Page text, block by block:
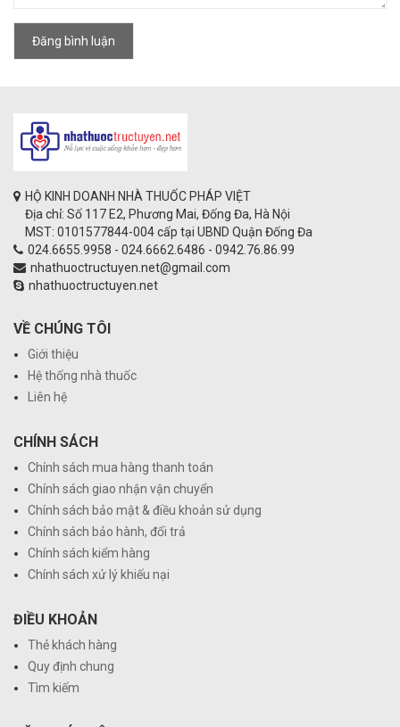
Đăng bình luận
HỘ KINH DOANH NHÀ THUỐC PHÁP VIỆT
Địa chỉ: Số 117 E2, Phương Mai, Đống Đa, Hà Nội
MST: 0101577844-004 cấp tại UBND Quận Đống Đa
024.6655.9958 - 024.6662.6486 - 0942.76.86.99
nhathuoctructuyen.net@gmail.com
nhathuoctructuyen.net
VỀ CHÚNG TÔI
Giới thiệu
Hệ thống nhà thuốc
Liên hệ
CHÍNH SÁCH
Chính sách mua hàng thanh toán
Chính sách giao nhận vận chuyển
Chính sách bảo mật & điều khoản sử dụng
Chính sách bảo hành, đổi trả
Chính sách kiểm hàng
Chính sách xử lý khiếu nại
ĐIỀU KHOẢN
Thẻ khách hàng
Quy định chung
Tìm kiếm